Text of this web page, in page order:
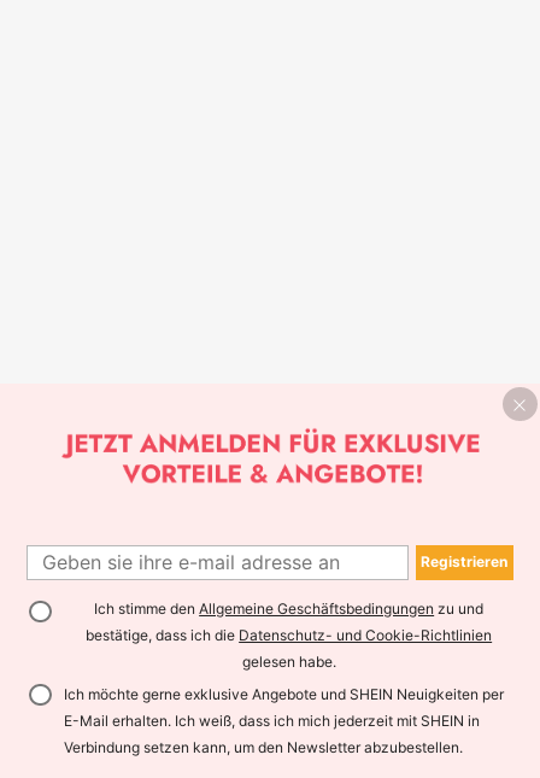
Registrieren
Ich stimme denAllgemeine Geschäftsbedingungen zu und
bestätige, dass ich die Datenschutz- und Cookie-Richtlinien
gelesen habe.
Ich möchte gerne exklusive Angebote und SHEIN Neuigkeiten per
E-Mail erhalten. Ich weiß, dass ich mich jederzeit mit SHEIN in
Verbindung setzen kann, um den Newsletter abzubestellen.